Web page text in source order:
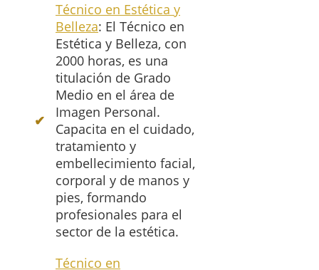
Técnico en Estética y
Belleza: El Técnico en
Estética y Belleza, con
2000 horas, es una
titulación de Grado
Medio en el área de
Imagen Personal.
Capacita en el cuidado,
tratamiento y
embellecimiento facial,
corporal y de manos y
pies, formando
profesionales para el
sector de la estética.
Técnico en